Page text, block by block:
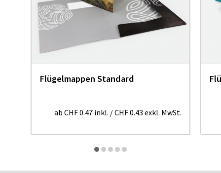
Flügelmappen Standard
ab CHF 0.47 inkl. /CHF 0.43 exkl. MwSt.